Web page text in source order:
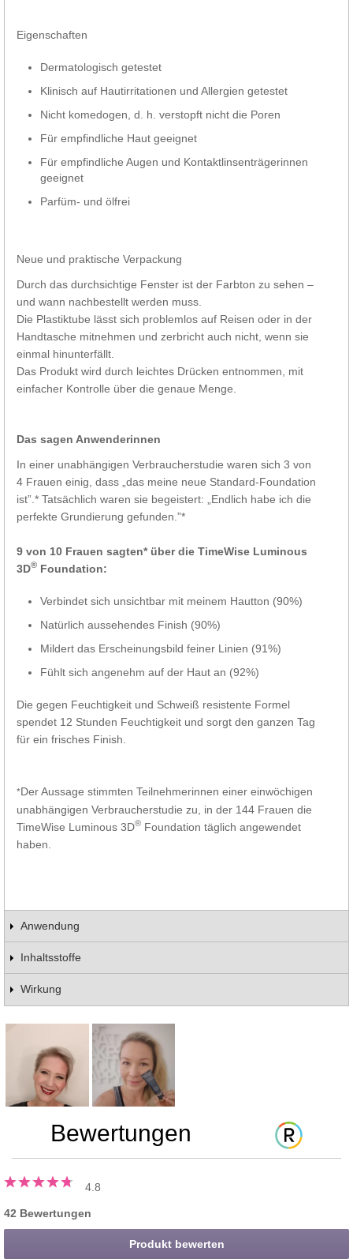
Eigenschaften
Dermatologisch getestet
Klinisch auf Hautirritationen und Allergien getestet
Nicht komedogen, d. h. verstopft nicht die Poren
Für empfindliche Haut geeignet
Für empfindliche Augen und Kontaktlinsenträgerinnen
geeignet
Parfüm- und ölfrei
Neue und praktische Verpackung
Durch das durchsichtige Fenster ist der Farbton zu sehen –
und wann nachbestellt werden muss.
Die Plastiktube lässt sich problemlos auf Reisen oder in der
Handtasche mitnehmen und zerbricht auch nicht, wenn sie
einmal hinunterfällt.
Das Produkt wird durch leichtes Drücken entnommen, mit
einfacher Kontrolle über die genaue Menge.
Das sagen Anwenderinnen
In einer unabhängigen Verbraucherstudie waren sich 3 von
4 Frauen einig, dass „das meine neue Standard-Foundation
ist”.* Tatsächlich waren sie begeistert: „Endlich habe ich die
perfekte Grundierung gefunden.”*
9 von 10 Frauen sagten* über die TimeWise Luminous
3D® Foundation:
Verbindet sich unsichtbar mit meinem Hautton (90%)
Natürlich aussehendes Finish (90%)
Mildert das Erscheinungsbild feiner Linien (91%)
Fühlt sich angenehm auf der Haut an (92%)
Die gegen Feuchtigkeit und Schweiß resistente Formel
spendet 12 Stunden Feuchtigkeit und sorgt den ganzen Tag
für ein frisches Finish.
*Der Aussage stimmten Teilnehmerinnen einer einwöchigen
unabhängigen Verbraucherstudie zu, in der 144 Frauen die
TimeWise Luminous 3D® Foundation täglich angewendet
haben.
Anwendung
Inhaltsstoffe
Wirkung
Bewertungen
4.8
42 Bewertungen
Produkt bewerten